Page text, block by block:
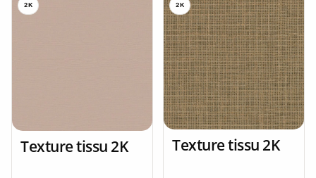
2K
Texture tissu 2K
2K
Texture tissu 2K